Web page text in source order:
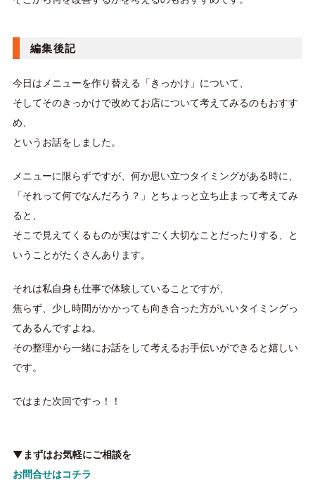
編集後記
今日はメニューを作り替える「きっかけ」について、
そしてそのきっかけで改めてお店について考えてみるのもおすす
め、
というお話をしました。
メニューに限らずですが、何か思い立つタイミングがある時に、
「それって何でなんだろう？」とちょっと立ち止まって考えてみ
ると、
そこで見えてくるものが実はすごく大切なことだったりする、と
いうことがたくさんあります。
それは私自身も仕事で体験していることですが、
焦らず、少し時間がかかっても向き合った方がいいタイミングっ
てあるんですよね。
その整理から一緒にお話をして考えるお手伝いができると嬉しい
です。
ではまた次回ですっ！！
▼まずはお気軽にご相談を
お問合せはコチラ